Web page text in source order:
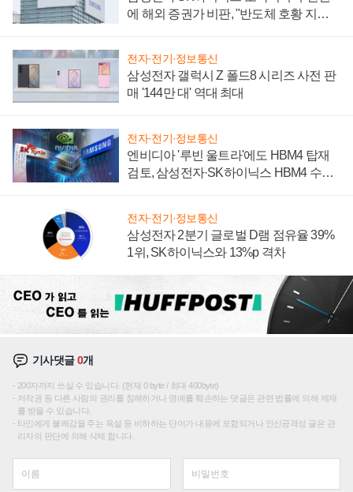
에 해외 증권가 비판, "반도체 호황 지속
전자·전기·정보통신
삼성전자 갤럭시 Z 폴드8 시리즈 사전 판
매 '144만 대' 역대 최대
전자·전기·정보통신
엔비디아 '루빈 울트라'에도 HBM4 탑재
검토, 삼성전자·SK하이닉스 HBM4 수율
전자·전기·정보통신
삼성전자 2분기 글로벌 D램 점유율 39%
1위, SK하이닉스와 13%p 격차
기사댓글0개
200자까지 쓰실 수 있습니다. (현재 0 byte / 최대 400byte)
저작권 등 다른 사람의 권리를 침해하거나 명예를 훼손하는 댓글은 관련 법률에 의해 제재
를 받을 수 있습니다.
타인에게 불쾌감을 주는 욕설 등 비하하는 단어가 내용에 포함되거나 인신공격성 글은 관
리자의 판단에 의해 삭제 합니다.